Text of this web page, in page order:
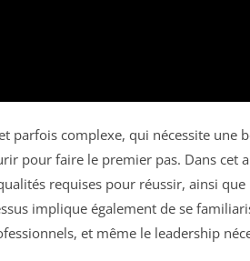
parfois complexe, qui nécessite une
pour faire le premier pas. Dans cet
requises pour réussir, ainsi que
implique également de se
et même le leadership